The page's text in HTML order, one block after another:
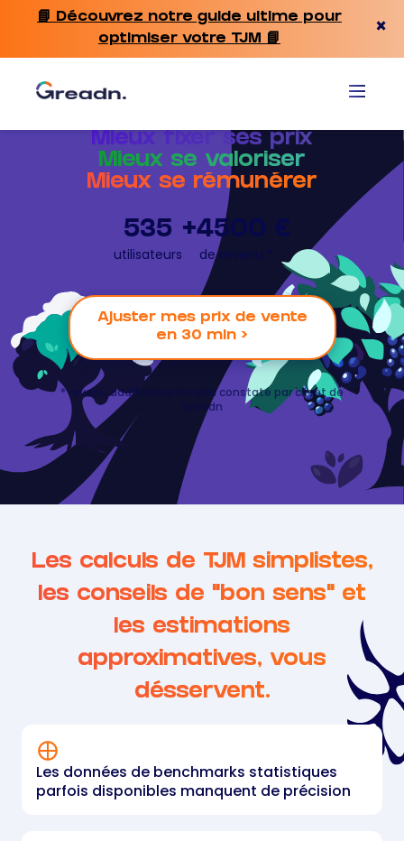
📘 Découvrez notre guide ultime pour
optimiser votre TJM 📘
×
Mieux fixer ses prix
Mieux se valoriser
Mieux se rémunérer
535
utilisateurs
+4500 €
de revenu *
Ajuster mes prix de vente
en 30 min >
* revenu additionnel moyen constaté par client de
Greadn
Les calculs de TJM simplistes,
les conseils de "bon sens" et
les estimations
approximatives, vous
désservent.
Les données de benchmarks statistiques
parfois disponibles manquent de précision